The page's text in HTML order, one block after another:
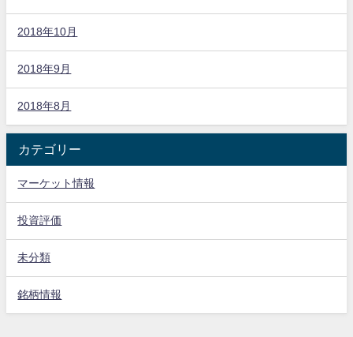
2018年10月
2018年9月
2018年8月
カテゴリー
マーケット情報
投資評価
未分類
銘柄情報